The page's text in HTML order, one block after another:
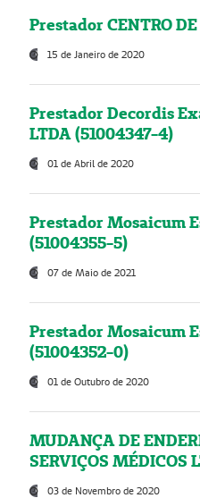
Prestador CENTRO
15 de Janeiro de 2020
Prestador Decordis
LTDA (51004347-4)
01 de Abril de 2020
Prestador Mosaicum
(51004355-5)
07 de Maio de 2021
Prestador Mosaicum
(51004352-0)
01 de Outubro de 2020
MUDANÇA DE
SERVIÇOS MÉDICOS
03 de Novembro de 2020